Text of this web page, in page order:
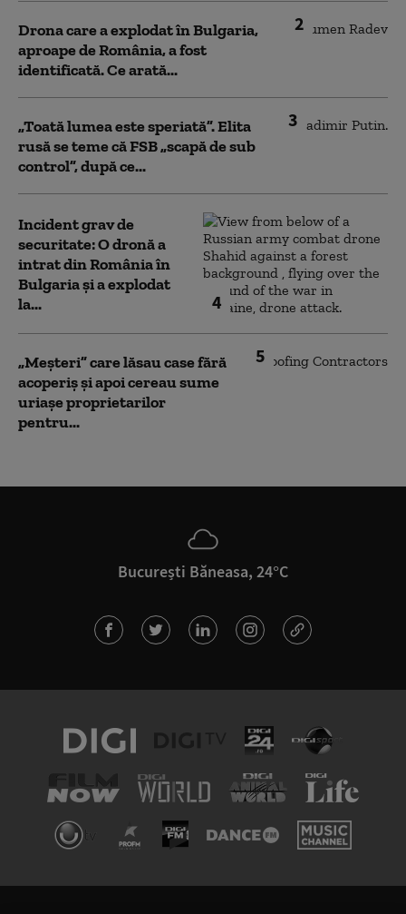
2
Drona care a explodat în Bulgaria,
aproape de România, a fost
identificată. Ce arată...
3
„Toată lumea este speriată”. Elita
rusă se teme că FSB „scapă de sub
control”, după ce...
4
Incident grav de
securitate: O dronă a
intrat din România în
Bulgaria şi a explodat
la...
5
„Meșteri” care lăsau case fără
acoperiș și apoi cereau sume
uriașe proprietarilor
pentru...
București Băneasa, 24°C